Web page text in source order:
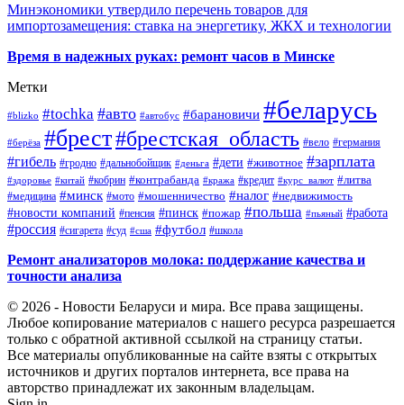
Минэкономики утвердило перечень товаров для
импортозамещения: ставка на энергетику, ЖКХ и технологии
Время в надежных руках: ремонт часов в Минске
Метки
#blizko #tochka #авто #автобус #барановичи #беларусь
#берёза #брест#брестская_область #вело #германия
#гибель #гродно #дальнобойщик #деньга #дети #животное #зарплата
#здоровье #китай #кобрин #контрабанда #кража #кредит #курс_валют #литва
#медицина #минск #мото #мошенничество #налог #недвижимость
#новости компаний #пенсия #пинск #пожар #польша #пьяный #работа
#россия #сигарета #суд #сша #футбол #школа
Ремонт анализаторов молока: поддержание качества и
точности анализа
© 2026 - Новости Беларуси и мира. Все права защищены.
Любое копирование материалов с нашего ресурса разрешается
только с обратной активной ссылкой на страницу статьи.
Все материалы опубликованные на сайте взяты с открытых
источников и других порталов интернета, все права на
авторство принадлежат их законным владельцам.